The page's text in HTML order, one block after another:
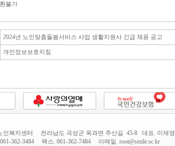
불가
2024년 노인맞춤돌봄서비스 사업 생활지원사 긴급 채용 공고
개인정보보호지침
인복지센터 전라남도 곡성군 옥과면 주산길 45-8 대표. 이재영
362-3484 팩스. 061-362-7484 이메일. root@smile.sc.kr